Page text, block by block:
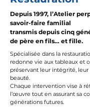
Depuis 1997, l’Atelier
savoir-faire familial
transmis depuis cinq
de père en fils… et fille.​​
Spécialisée dans la
redonne vie aux tableaux et
préservant leur intégrité,
beauté.
Chaque intervention vise à
l’œuvre tout en assurant sa
générations futures.​​